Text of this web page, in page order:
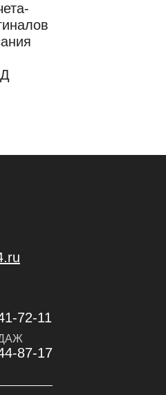
72-11
87-17